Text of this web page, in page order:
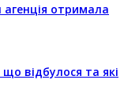
агенція отримала
відбулося та які